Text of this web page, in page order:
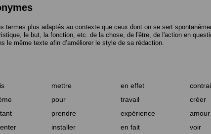
termes plus adaptés au contexte que ceux dont on se sert
le but, la fonction, etc. de la chose, de l'être, de l'action en
le même texte afin d’améliorer le style de sa rédaction.
mettre en effet
pour travail
créer
prendre expérience
amour
installer en fait voir